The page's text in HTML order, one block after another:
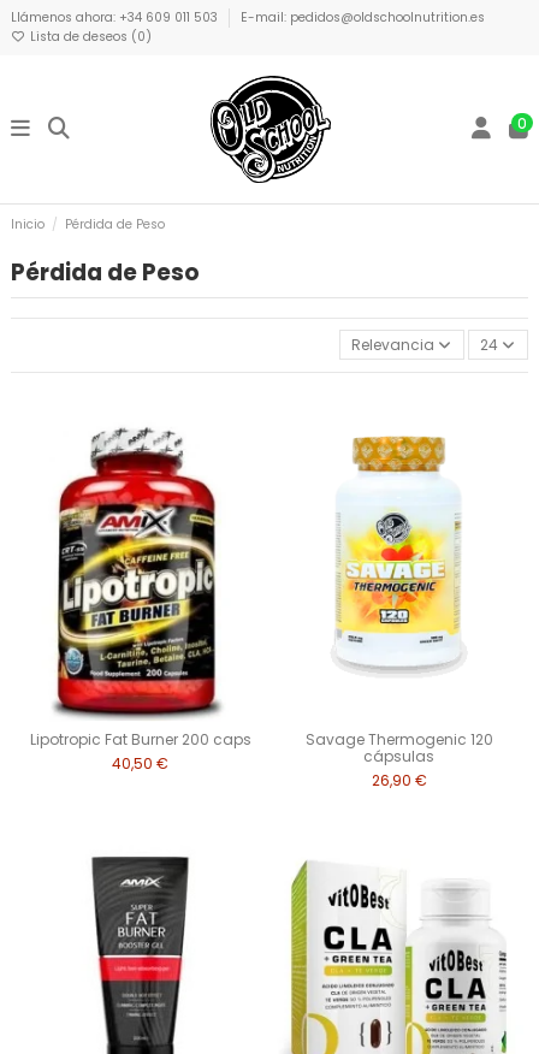
Llámenos ahora: +34 609 011 503
E-mail: pedidos@oldschoolnutrition.es
Lista de deseos (0)
0
Inicio Pérdida de Peso
Pérdida de Peso
Relevancia 24
Lipotropic Fat Burner 200 caps
40,50 €
Savage Thermogenic 120
cápsulas
26,90 €